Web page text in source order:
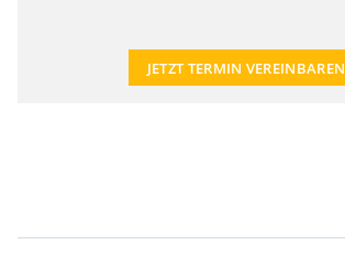
JETZT TERMIN VEREINBAREN